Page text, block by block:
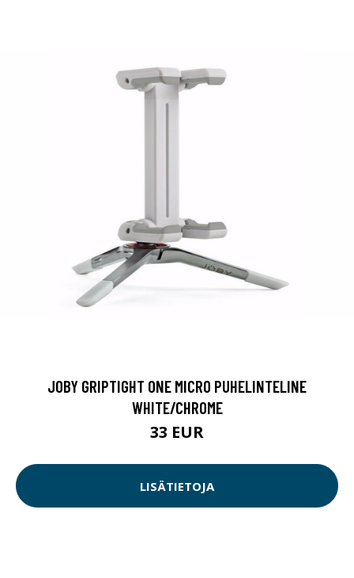
JOBY GRIPTIGHT ONE MICRO PUHELINTELINE
WHITE/CHROME
33 EUR
LISÄTIETOJA